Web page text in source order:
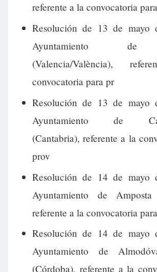
referente a la convocatoria
Resolución de 13 de mayo
Ayuntamiento de
(Valencia/València),
convocatoria para pr
Resolución de 13 de mayo
Ayuntamiento de
(Cantabria), referente a la
prov
Resolución de 14 de mayo
Ayuntamiento de Amposta
referente a la convocatoria
Resolución de 14 de mayo
Ayuntamiento de
(Córdoba), referente a la